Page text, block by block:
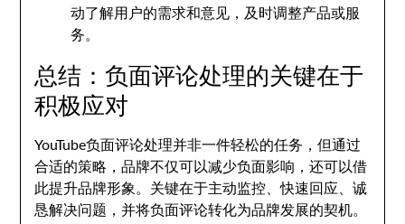
动了解用户的需求和意见，及时调整产品或服
务。
总结：负面评论处理的关键在于
积极应对
YouTube负面评论处理并非一件轻松的任务，但通过
合适的策略，品牌不仅可以减少负面影响，还可以借
此提升品牌形象。关键在于主动监控、快速回应、诚
恳解决问题，并将负面评论转化为品牌发展的契机。